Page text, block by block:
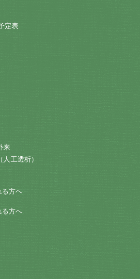
定表
来
工透析）
る方へ
る方へ